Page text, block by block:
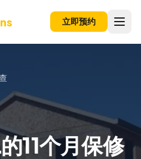
立即预约
11个月保修